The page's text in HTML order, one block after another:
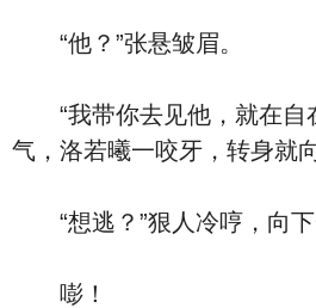
“他？”张悬皱眉。
“我带你去见他，就在自
气，洛若曦一咬牙，转身就
“想逃？”狠人冷哼，向下
嘭！